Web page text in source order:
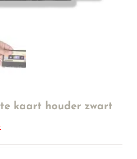
kaart houder zwart